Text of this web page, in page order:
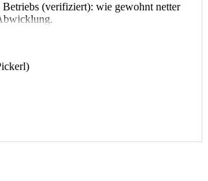
Betriebs (verifiziert): wie gewohnt netter